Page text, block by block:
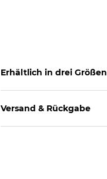
Erhältlich in drei Größen
Versand & Rückgabe